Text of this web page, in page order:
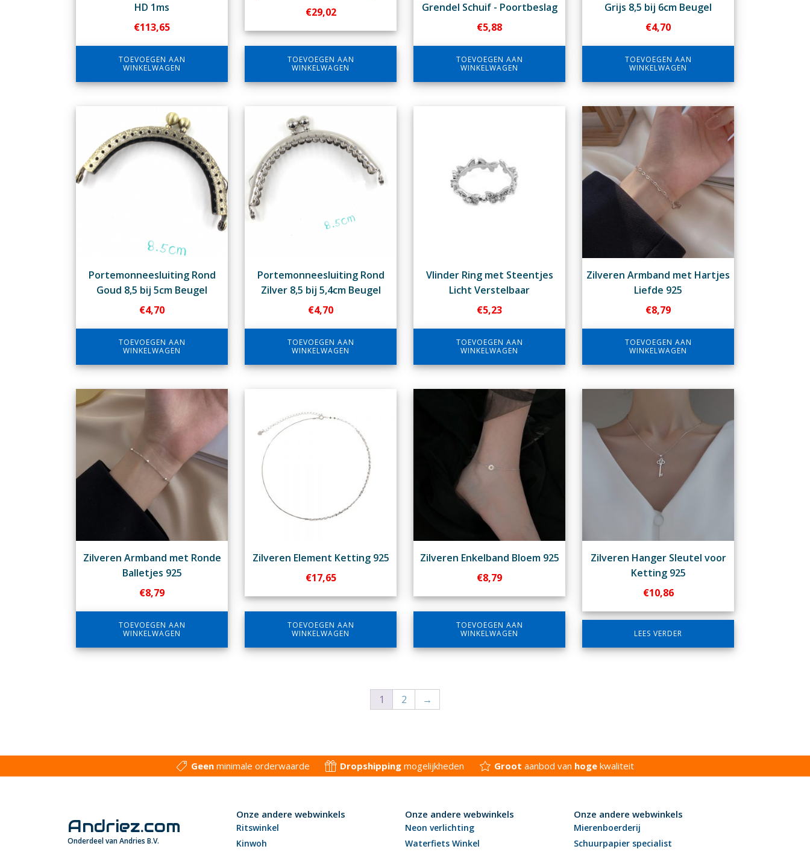
HD 1ms
€113,65
TOEVOEGEN AAN
WINKELWAGEN
€29,02
TOEVOEGEN AAN
WINKELWAGEN
Grendel Schuif - Poortbeslag
€5,88
TOEVOEGEN AAN
WINKELWAGEN
Grijs 8,5 bij 6cm Beugel
€4,70
TOEVOEGEN AAN
WINKELWAGEN
Portemonneesluiting Rond
Goud 8,5 bij 5cm Beugel
€4,70
TOEVOEGEN AAN
WINKELWAGEN
Portemonneesluiting Rond
Zilver 8,5 bij 5,4cm Beugel
€4,70
TOEVOEGEN AAN
WINKELWAGEN
Vlinder Ring met Steentjes
Licht Verstelbaar
€5,23
TOEVOEGEN AAN
WINKELWAGEN
Zilveren Armband met Hartjes
Liefde 925
€8,79
TOEVOEGEN AAN
WINKELWAGEN
Zilveren Armband met Ronde
Balletjes 925
€8,79
TOEVOEGEN AAN
WINKELWAGEN
Zilveren Element Ketting 925
€17,65
TOEVOEGEN AAN
WINKELWAGEN
Zilveren Enkelband Bloem 925
€8,79
TOEVOEGEN AAN
WINKELWAGEN
Zilveren Hanger Sleutel voor
Ketting 925
€10,86
LEES VERDER
1 2 →
Geen minimale orderwaarde Dropshipping mogelijkheden Groot aanbod van hoge kwaliteit
Andriez.com
Onderdeel van Andries B.V.
Onze andere webwinkels
Ritswinkel
Kinwoh
Onze andere webwinkels
Neon verlichting
Waterfiets Winkel
Onze andere webwinkels
Mierenboerderij
Schuurpapier specialist